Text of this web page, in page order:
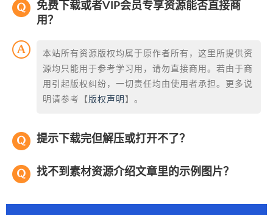
免费下载或者VIP会员专享资源能否直接商
用？
本站所有资源版权均属于原作者所有，这里所提供资
源均只能用于参考学习用，请勿直接商用。若由于商
用引起版权纠纷，一切责任均由使用者承担。更多说
明请参考【 版权声明 】。
提示下载完但解压或打开不了？
找不到素材资源介绍文章里的示例图片？